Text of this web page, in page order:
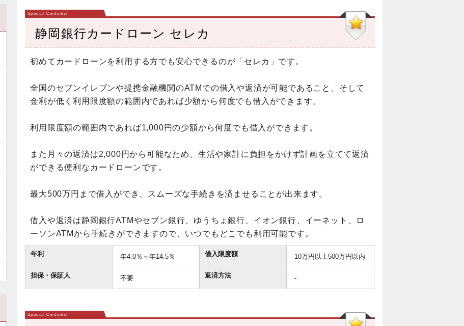
静岡銀行カードローン セレカ
初めてカードローンを利用する方でも安心できるのが「セレカ」です。
全国のセブンイレブンや提携金融機関のATMでの借入や返済が可能であること、そして
金利が低く利用限度額の範囲内であれば少額から何度でも借入ができます。
利用限度額の範囲内であれば1,000円の少額から何度でも借入ができます。
また月々の返済は2,000円から可能なため、生活や家計に負担をかけず計画を立てて返済
ができる便利なカードローンです。
最大500万円まで借入ができ、スムーズな手続きを済ませることが出来ます。
借入や返済は静岡銀行ATMやセブン銀行、ゆうちょ銀行、イオン銀行、イーネット、ロ
ーソンATMから手続きができますので、いつでもどこでも利用可能です。
年利 年4.0％～年14.5％ 借入限度額 10万円以上500万円以内
担保・保証人 不要 返済方法 -